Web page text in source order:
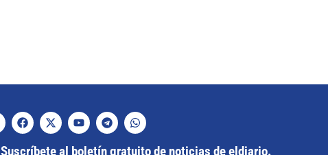
Suscríbete al boletín gratuito de noticias de eldiario.